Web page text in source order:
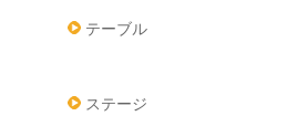
テーブル
ステージ